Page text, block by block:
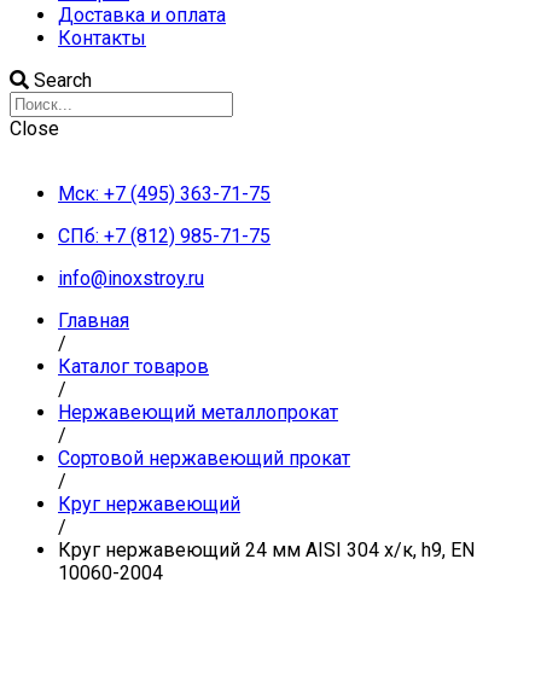
Доставка и оплата
Контакты
Search
Close
Мск: +7 (495) 363-71-75
СПб: +7 (812) 985-71-75
info@inoxstroy.ru
Главная
/
Каталог товаров
/
Нержавеющий металлопрокат
/
Сортовой нержавеющий прокат
/
Круг нержавеющий
/
Круг нержавеющий 24 мм AISI 304 х/к, h9, EN
10060-2004